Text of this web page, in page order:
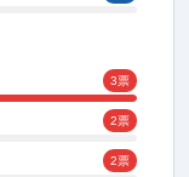
3票
2票
2票